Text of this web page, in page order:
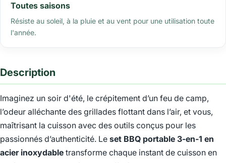
Toutes saisons
Résiste au soleil, à la pluie et au vent pour une utilisation toute
l'année.
Description
Imaginez un soir d'été, le crépitement d’un feu de camp,
l’odeur alléchante des grillades flottant dans l’air, et vous,
maîtrisant la cuisson avec des outils conçus pour les
passionnés d’authenticité. Le set BBQ portable 3-en-1 en
acier inoxydable transforme chaque instant de cuisson en